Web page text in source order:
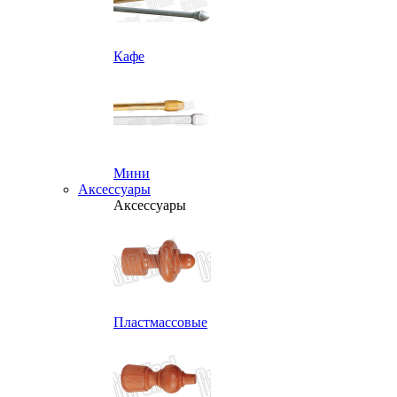
Кафе
Мини
Аксессуары
Аксессуары
Пластмассовые